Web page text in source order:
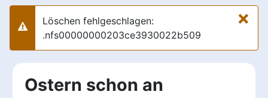
×
Warnung
Löschen fehlgeschlagen:
.nfs00000000203ce3930022b509
Ostern schon an